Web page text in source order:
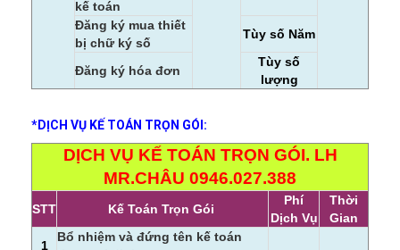
kế toán
Đăng ký mua thiết
bị chữ ký số
Tùy số Năm
Đăng ký hóa đơn
Tùy số
lượng
*DỊCH VỤ KẾ TOÁN TRỌN GÓI:
DỊCH VỤ KẾ TOÁN TRỌN GÓI. LH
MR.CHÂU 0946.027.388
STT Kế Toán Trọn Gói
Phí
Dịch Vụ
Thời
Gian
1
Bổ nhiệm và đứng tên kế toán